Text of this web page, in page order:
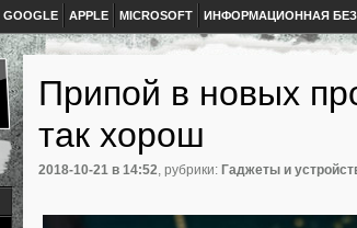
GOOGLE APPLE MICROSOFT ИНФОРМАЦИОННАЯ
Припой в новых
так хорош
2018-10-21 в 14:52, рубрики: Гаджеты и